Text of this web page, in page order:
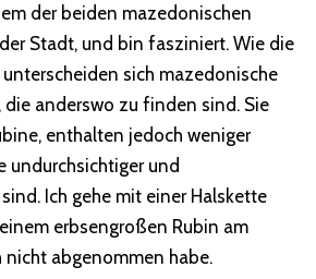
der beiden mazedonischen
Stadt, und bin fasziniert. Wie die
sich mazedonische
die anderswo zu finden sind. Sie
enthalten jedoch weniger
undurchsichtiger und
Ich gehe mit einer Halskette
erbsengroßen Rubin am
nicht abgenommen habe.